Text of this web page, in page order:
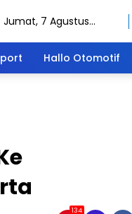
Jumat, 7 Agustus
Hallo Otomotif
134